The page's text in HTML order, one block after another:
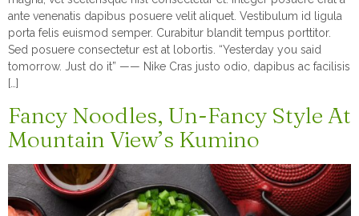
ante venenatis dapibus posuere velit aliquet. Vestibulum id ligula
porta felis euismod semper. Curabitur blandit tempus porttitor.
Sed posuere consectetur est at lobortis. “Yesterday you said
tomorrow. Just do it” —— Nike Cras justo odio, dapibus ac facilisis
[…]
Fancy Noodles, Un-Fancy Style At
Mountain View’s Kumino